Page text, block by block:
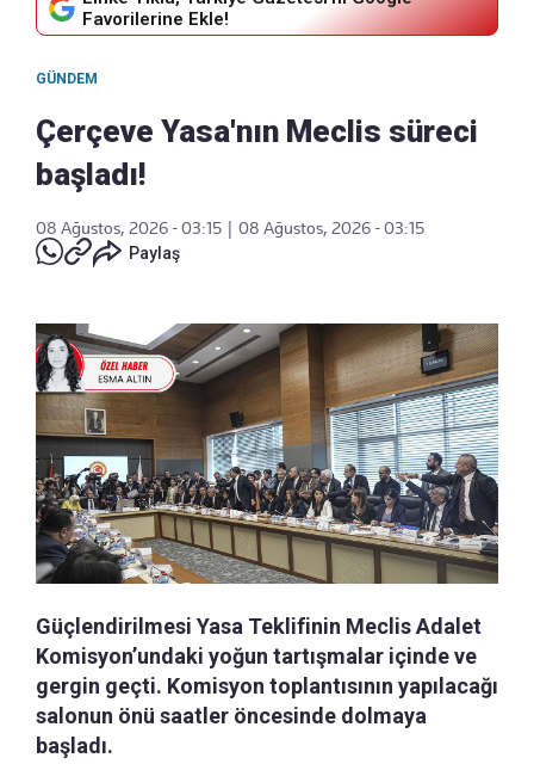
Favorilerine Ekle!
GÜNDEM
Çerçeve Yasa'nın Meclis süreci
başladı!
08 Ağustos, 2026 - 03:15
08 Ağustos, 2026 - 03:15
Paylaş
Güçlendirilmesi Yasa Teklifinin Meclis Adalet
Komisyon’undaki yoğun tartışmalar içinde ve
gergin geçti. Komisyon toplantısının yapılacağı
salonun önü saatler öncesinde dolmaya
başladı.